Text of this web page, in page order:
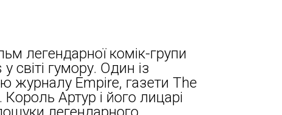
легендарної комік-групи
світі гумору. Один із
журналу Empire, газети The
Король Артур і його лицарі